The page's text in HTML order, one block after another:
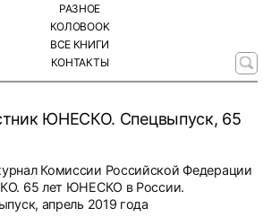
РАЗНОЕ
КОЛОBOOK
ВСЕ КНИГИ
КОНТАКТЫ
ЮНЕСКО. Спецвыпуск, 65
Комиссии Российской Федерации
65 лет ЮНЕСКО в России.
апрель 2019 года